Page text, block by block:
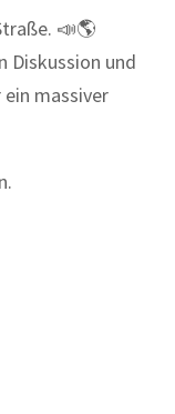
📣🌎
Diskussion und
massiver